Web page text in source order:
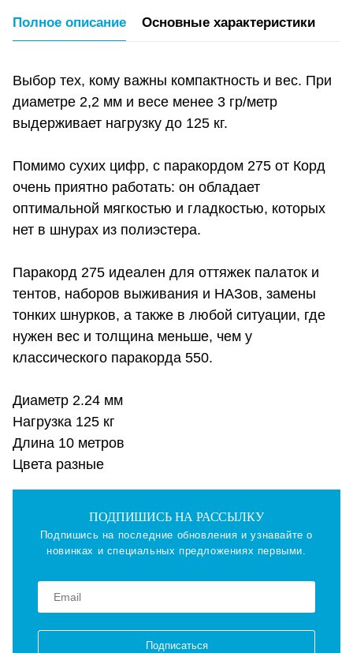
Полное описание Основные характеристики
Выбор тех, кому важны компактность и вес. При
диаметре 2,2 мм и весе менее 3 гр/метр
выдерживает нагрузку до 125 кг.
Помимо сухих цифр, с паракордом 275 от Корд
очень приятно работать: он обладает
оптимальной мягкостью и гладкостью, которых
нет в шнурах из полиэстера.
Паракорд 275 идеален для оттяжек палаток и
тентов, наборов выживания и НАЗов, замены
тонких шнурков, а также в любой ситуации, где
нужен вес и толщина меньше, чем у
классического паракорда 550.
Диаметр 2.24 мм
Нагрузка 125 кг
Длина 10 метров
Цвета разные
ПОДПИШИСЬ НА РАССЫЛКУ
Подпишись на последние обновления и узнавайте о
новинках и специальных предложениях первыми.
Подписаться